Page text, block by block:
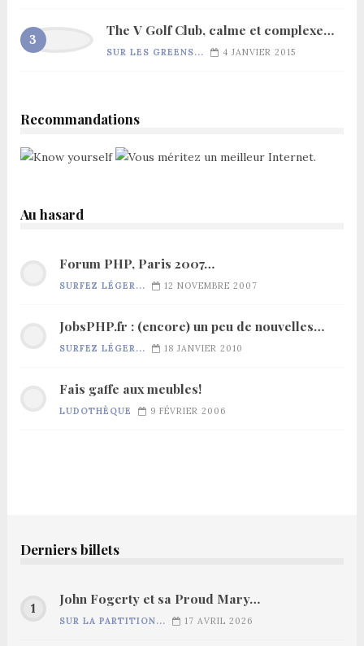
The V Golf Club, calme et complexe…
SUR LES GREENS... 4 JANVIER 2015
Recommandations
Au hasard
Forum PHP, Paris 2007…
SURFEZ LÉGER... 12 NOVEMBRE 2007
JobsPHP.fr : (encore) un peu de nouvelles…
SURFEZ LÉGER... 18 JANVIER 2010
Fais gaffe aux meubles!
LUDOTHÈQUE 9 FÉVRIER 2006
Derniers billets
John Fogerty et sa Proud Mary…
SUR LA PARTITION... 17 AVRIL 2026